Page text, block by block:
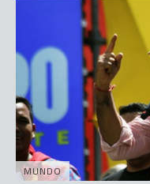
MUNDO